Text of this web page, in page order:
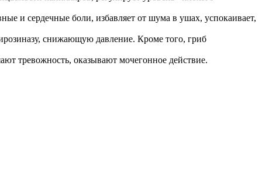
и сердечные боли, избавляет от шума в ушах, успокаивает,
снижающую давление. Кроме того, гриб
тревожность, оказывают мочегонное действие.